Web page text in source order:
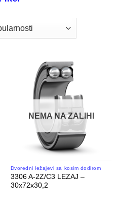
NEMA NA ZALIHI
Dvoredni ležajevi sa kosim dodirom
3306 A-2Z/C3 LEZAJ –
30x72x30,2